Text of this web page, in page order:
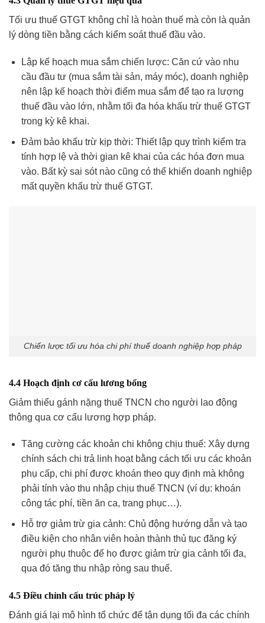
Tối ưu thuế GTGT không chỉ là hoàn thuế mà còn là quản
lý dòng tiền bằng cách kiểm soát thuế đầu vào.
Lập kế hoạch mua sắm chiến lược: Căn cứ vào nhu
cầu đầu tư (mua sắm tài sản, máy móc), doanh nghiệp
nên lập kế hoạch thời điểm mua sắm để tạo ra lượng
thuế đầu vào lớn, nhằm tối đa hóa khấu trừ thuế GTGT
trong kỳ kê khai.
Đảm bảo khấu trừ kịp thời: Thiết lập quy trình kiểm tra
tính hợp lệ và thời gian kê khai của các hóa đơn mua
vào. Bất kỳ sai sót nào cũng có thể khiến doanh nghiệp
mất quyền khấu trừ thuế GTGT.
Chiến lược tối ưu hóa chi phí thuế doanh nghiệp hợp pháp
4.4 Hoạch định cơ cấu lương bổng
Giảm thiểu gánh nặng thuế TNCN cho người lao động
thông qua cơ cấu lương hợp pháp.
Tăng cường các khoản chi không chịu thuế: Xây dựng
chính sách chi trả linh hoạt bằng cách tối ưu các khoản
phụ cấp, chi phí được khoán theo quy định mà không
phải tính vào thu nhập chịu thuế TNCN (ví dụ: khoán
công tác phí, tiền ăn ca, trang phục…).
Hỗ trợ giảm trừ gia cảnh: Chủ động hướng dẫn và tạo
điều kiện cho nhân viên hoàn thành thủ tục đăng ký
người phụ thuộc để họ được giảm trừ gia cảnh tối đa,
qua đó tăng thu nhập ròng sau thuế.
4.5 Điều chỉnh cấu trúc pháp lý
Đánh giá lại mô hình tổ chức để tận dụng tối đa các chính